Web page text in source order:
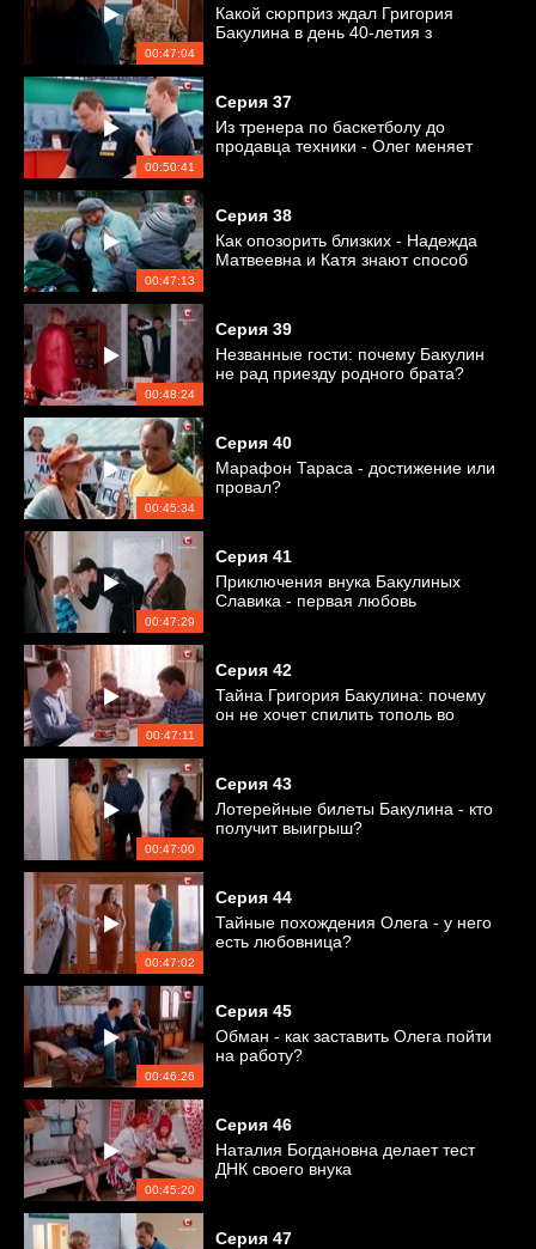
00:47:04
Какой сюрприз ждал Григория
Бакулина в день 40-летия з
00:50:41
Серия 37
Из тренера по баскетболу до
продавца техники - Олег меняет
00:47:13
Серия 38
Как опозорить близких - Надежда
Матвеевна и Катя знают способ
00:48:24
Серия 39
Незванные гости: почему Бакулин
не рад приезду родного брата?
00:45:34
Серия 40
Марафон Тараса - достижение или
провал?
00:47:29
Серия 41
Приключения внука Бакулиных
Славика - первая любовь
00:47:11
Серия 42
Тайна Григория Бакулина: почему
он не хочет спилить тополь во
00:47:00
Серия 43
Лотерейные билеты Бакулина - кто
получит выигрыш?
00:47:02
Серия 44
Тайные похождения Олега - у него
есть любовница?
00:46:26
Серия 45
Обман - как заставить Олега пойти
на работу?
00:45:20
Серия 46
Наталия Богдановна делает тест
ДНК своего внука
Серия 47